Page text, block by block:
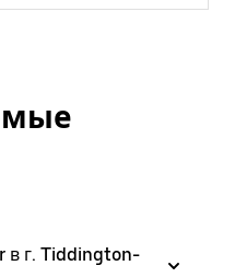
в г. Tiddington-